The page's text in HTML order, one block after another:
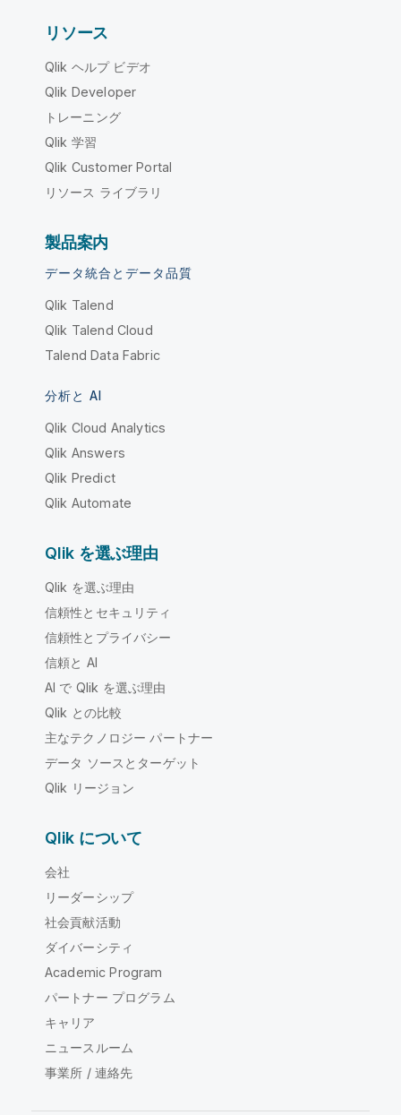
リソース
Qlik ヘルプ ビデオ
Qlik Developer
トレーニング
Qlik 学習
Qlik Customer Portal
リソース ライブラリ
製品案内
データ統合とデータ品質
Qlik Talend
Qlik Talend Cloud
Talend Data Fabric
分析と AI
Qlik Cloud Analytics
Qlik Answers
Qlik Predict
Qlik Automate
Qlik を選ぶ理由
Qlik を選ぶ理由
信頼性とセキュリティ
信頼性とプライバシー
信頼と AI
AI で Qlik を選ぶ理由
Qlik との比較
主なテクノロジー パートナー
データ ソースとターゲット
Qlik リージョン
Qlik について
会社
リーダーシップ
社会貢献活動
ダイバーシティ
Academic Program
パートナー プログラム
キャリア
ニュースルーム
事業所 / 連絡先